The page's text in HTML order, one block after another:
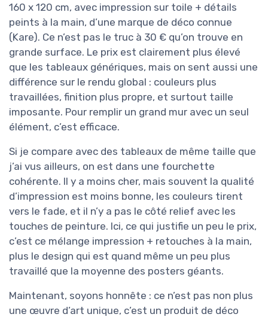
160 x 120 cm, avec impression sur toile + détails
peints à la main, d’une marque de déco connue
(Kare). Ce n’est pas le truc à 30 € qu’on trouve en
grande surface. Le prix est clairement plus élevé
que les tableaux génériques, mais on sent aussi une
différence sur le rendu global : couleurs plus
travaillées, finition plus propre, et surtout taille
imposante. Pour remplir un grand mur avec un seul
élément, c’est efficace.
Si je compare avec des tableaux de même taille que
j’ai vus ailleurs, on est dans une fourchette
cohérente. Il y a moins cher, mais souvent la qualité
d’impression est moins bonne, les couleurs tirent
vers le fade, et il n’y a pas le côté relief avec les
touches de peinture. Ici, ce qui justifie un peu le prix,
c’est ce mélange impression + retouches à la main,
plus le design qui est quand même un peu plus
travaillé que la moyenne des posters géants.
Maintenant, soyons honnête : ce n’est pas non plus
une œuvre d’art unique, c’est un produit de déco